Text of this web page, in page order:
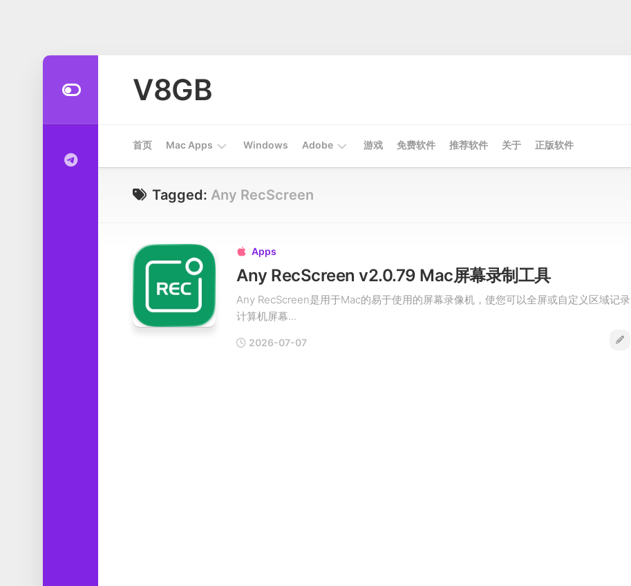
V8GB
首页 Mac Apps
Apps
工
具
系
具
Windows Adobe 游戏 免费软件 推荐软件 关于 正版软件
Tagged: Any RecScreen
 Apps
Any RecScreen v2.0.79 Mac屏幕录制工具
Any RecScreen是用于Mac的易于使用的屏幕录像机，使您可以全屏或自定义区域记录
计算机屏幕...
2026-07-07